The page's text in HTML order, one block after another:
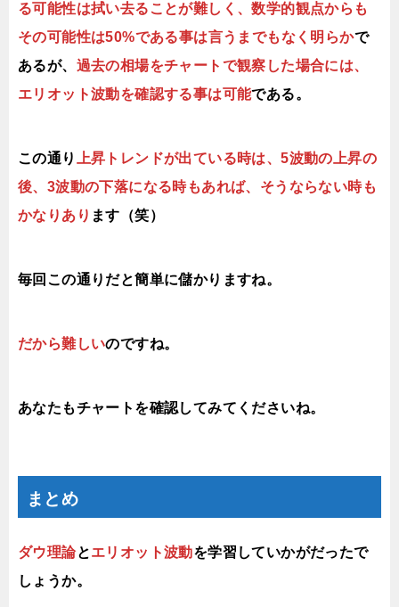
る可能性は拭い去ることが難しく、数学的観点からも
その可能性は50%である事は言うまでもなく明らかで
あるが、 過去の相場をチャートで観察した場合には、
エリオット波動を確認する事は可能である。
この通り
上昇トレンドが出ている時は、5波動の上昇の
後、3波動の下落になる時もあれば、そうならない時も
かなりあり ます（笑）
毎回この通りだと簡単に儲かりますね。
だから難しいのですね。
あなたもチャートを確認してみてくださいね。
まとめ
ダウ理論とエリオット波動を学習していかがだったで
しょうか。